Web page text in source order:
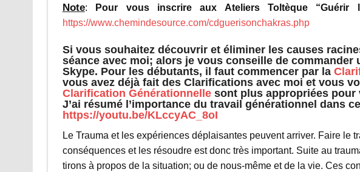
Note: Pour vous inscrire aux Ateliers Toltèque “Guérir
https://www.chemindesource.com/cdguerisonchakras.php
Si vous souhaitez découvrir et éliminer les causes
séance avec moi; alors je vous conseille de commander
Skype. Pour les débutants, il faut commencer par la
vous avez déjà fait des Clarifications avec moi et vous
Clarification Générationnellesont plus appropriées pour
J’ai résumé l’importance du travail générationnel dans
https://youtu.be/KLccyAC_8oI
Le Trauma et les expériences déplaisantes peuvent arriver. Faire le
conséquences et les résoudre est donc très important. Suite au
tirons à propos de la situation; ou de nous-même et de la vie. Ces